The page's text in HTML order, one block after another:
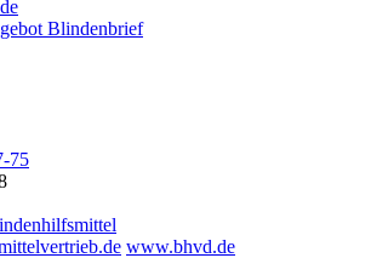
Blindenbrief
75
www.bhvd.de